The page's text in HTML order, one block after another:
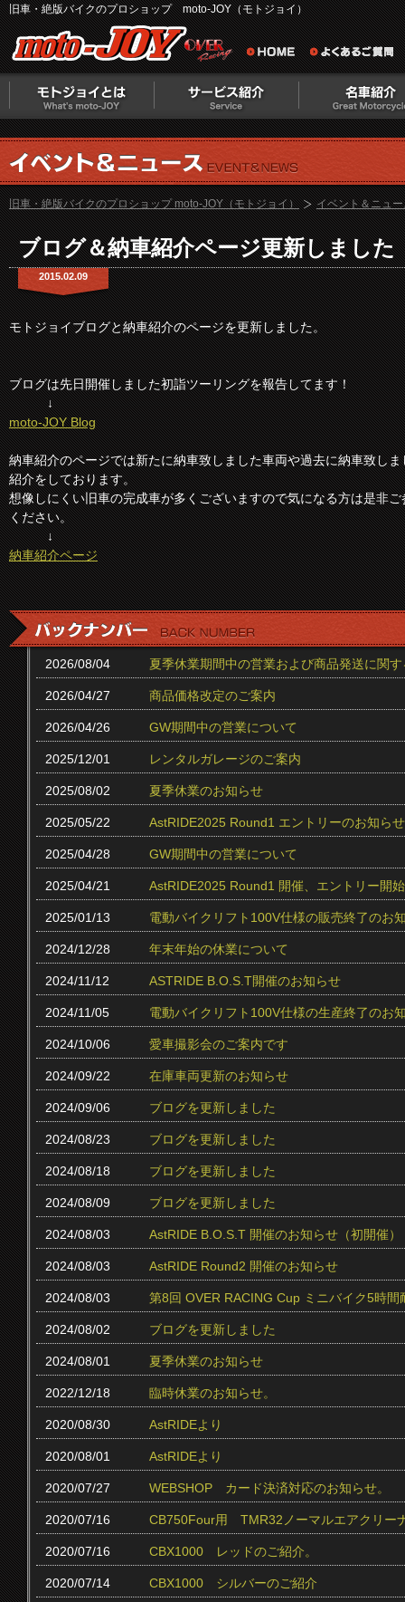
旧車・絶版バイクのプロショップ moto-JOY（モトジョイ）
旧車・絶版バイクのプロショップ moto-JOY（モトジョイ） イベント＆ニュ
ブログ＆納車紹介ページ更新しました
2015.02.09
モトジョイブログと納車紹介のページを更新しました。
ブログは先日開催しました初詣ツーリングを報告してます！
↓
moto-JOY Blog
納車紹介のページでは新たに納車致しました車両や過去に納車致しま
紹介をしております。
想像しにくい旧車の完成車が多くございますので気になる方は是非ご
ください。
↓
納車紹介ページ
2026/08/04 夏季休業期間中の営業および商品発送に関
2026/04/27 商品価格改定のご案内
2026/04/26 GW期間中の営業について
2025/12/01 レンタルガレージのご案内
2025/08/02 夏季休業のお知らせ
2025/05/22 AstRIDE2025 Round1 エントリーのお知らせ
2025/04/28 GW期間中の営業について
2025/04/21 AstRIDE2025 Round1 開催、エントリー開
2025/01/13 電動バイクリフト100V仕様の販売終了のお
2024/12/28 年末年始の休業について
2024/11/12 ASTRIDE B.O.S.T開催のお知らせ
2024/11/05 電動バイクリフト100V仕様の生産終了のお
2024/10/06 愛車撮影会のご案内です
2024/09/22 在庫車両更新のお知らせ
2024/09/06 ブログを更新しました
2024/08/23 ブログを更新しました
2024/08/18 ブログを更新しました
2024/08/09 ブログを更新しました
2024/08/03 AstRIDE B.O.S.T 開催のお知らせ（初開催）
2024/08/03 AstRIDE Round2 開催のお知らせ
2024/08/03 第8回 OVER RACING Cup ミニバイク5時
2024/08/02 ブログを更新しました
2024/08/01 夏季休業のお知らせ
2022/12/18 臨時休業のお知らせ。
2020/08/30 AstRIDEより
2020/08/01 AstRIDEより
2020/07/27 WEBSHOP カード決済対応のお知らせ。
2020/07/16 CB750Four用 TMR32ノーマルエアクリー
2020/07/16 CBX1000 レッドのご紹介。
2020/07/14 CBX1000 シルバーのご紹介